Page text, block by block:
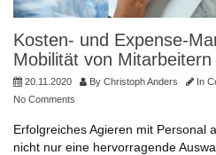
Kosten- und Expense-
Mobilität von Mitarbeitern
20.11.2020 By Christoph Anders In
No Comments
Erfolgreiches Agieren mit Personal
nicht nur eine hervorragende